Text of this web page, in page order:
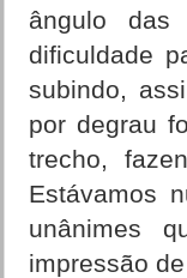
ângulo
dificuldade
subindo,
por degrau
trecho,
Estávamos
unânimes
impressão